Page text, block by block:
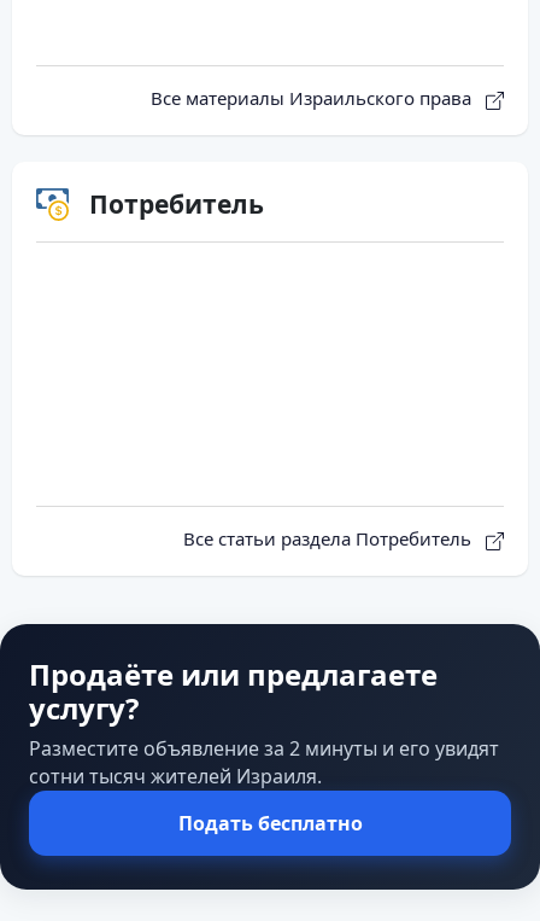
Все материалы Израильского права
Потребитель
Все статьи раздела Потребитель
Продаёте или предлагаете
услугу?
Разместите объявление за 2 минуты и его увидят
сотни тысяч жителей Израиля.
Подать бесплатно